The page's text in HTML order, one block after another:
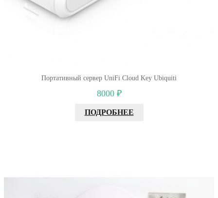
Портативный сервер UniFi Cloud Key Ubiquiti
8000 ₽
ПОДРОБНЕЕ